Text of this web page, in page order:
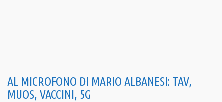
AL MICROFONO DI MARIO ALBANESI: TAV,
MUOS, VACCINI, 5G